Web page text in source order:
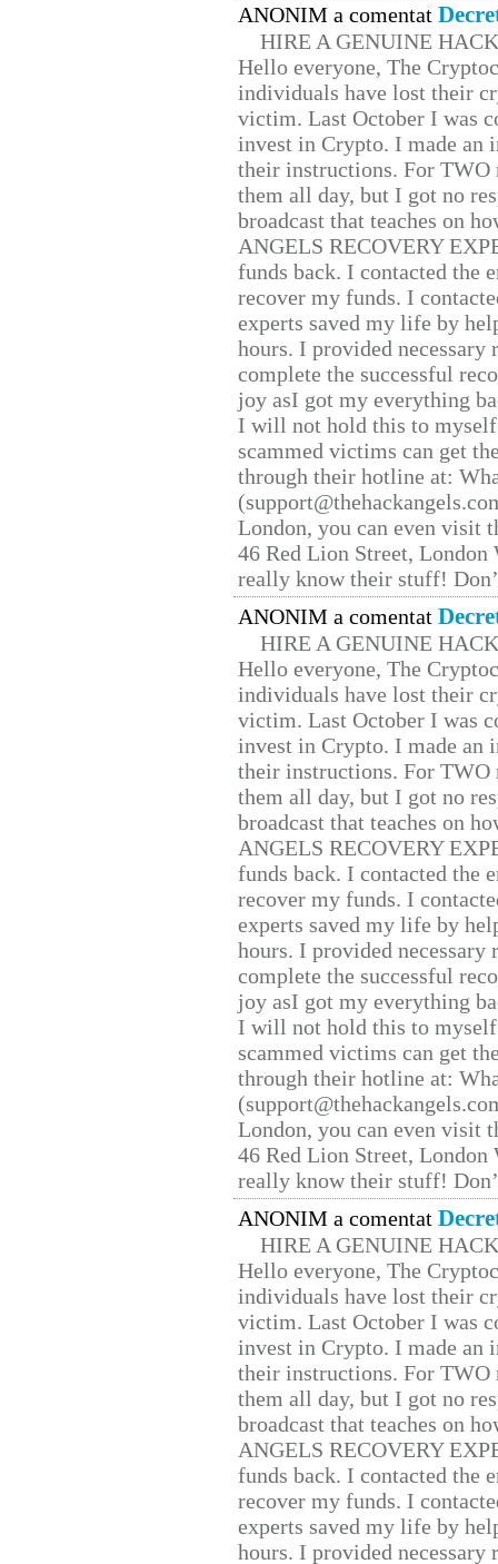
ANONIM a comentat
HIRE A GENUINE
Hello everyone, The
individuals have lost their
victim. Last October I was
invest in Crypto. I made
their instructions. For TWO
them all day, but I got no
broadcast that teaches on
ANGELS RECOVERY
funds back. I contacted the
recover my funds. I
experts saved my life by
hours. I provided
complete the successful
joy asI got my everything
I will not hold this to
scammed victims can get
through their hotline at:
London, you can even visit
46 Red Lion Street, London
really know their stuff!
ANONIM a comentat
HIRE A GENUINE
Hello everyone, The
individuals have lost their
victim. Last October I was
invest in Crypto. I made
their instructions. For TWO
them all day, but I got no
broadcast that teaches on
ANGELS RECOVERY
funds back. I contacted the
recover my funds. I
experts saved my life by
hours. I provided
complete the successful
joy asI got my everything
I will not hold this to
scammed victims can get
through their hotline at:
London, you can even visit
46 Red Lion Street, London
really know their stuff!
ANONIM a comentat
HIRE A GENUINE
Hello everyone, The
individuals have lost their
victim. Last October I was
invest in Crypto. I made
their instructions. For TWO
them all day, but I got no
broadcast that teaches on
ANGELS RECOVERY
funds back. I contacted the
recover my funds. I
experts saved my life by
hours. I provided